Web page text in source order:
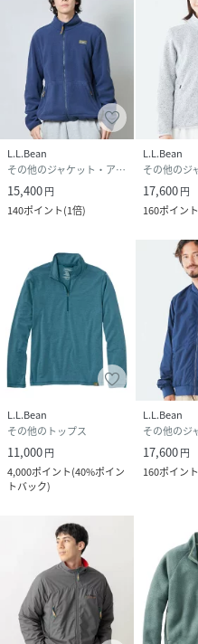
L.L.Bean
その他のジャケット・アウター
15,400円
140ポイント(1倍)
L.L.Bean
17,600円
160ポイント
L.L.Bean
その他のトップス
11,000円
4,000ポイント(40%ポイン
トバック)
L.L.Bean
17,600円
160ポイント